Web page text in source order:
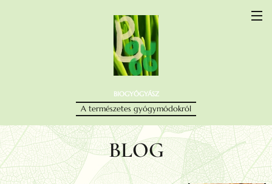
BIOGYÓGYÁSZ
A természetes gyógymódokról
BLOG